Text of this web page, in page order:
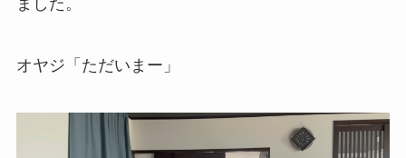
オヤジ「ただいまー」